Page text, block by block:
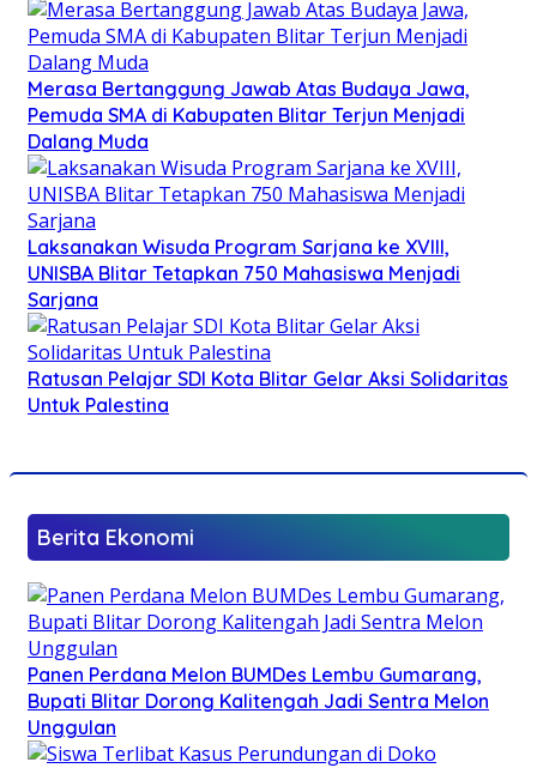
Merasa Bertanggung Jawab Atas Budaya Jawa,
Pemuda SMA di Kabupaten Blitar Terjun Menjadi
Dalang Muda
Laksanakan Wisuda Program Sarjana ke XVIII,
UNISBA Blitar Tetapkan 750 Mahasiswa Menjadi
Sarjana
Ratusan Pelajar SDI Kota Blitar Gelar Aksi Solidaritas
Untuk Palestina
Berita Ekonomi
Panen Perdana Melon BUMDes Lembu Gumarang,
Bupati Blitar Dorong Kalitengah Jadi Sentra Melon
Unggulan